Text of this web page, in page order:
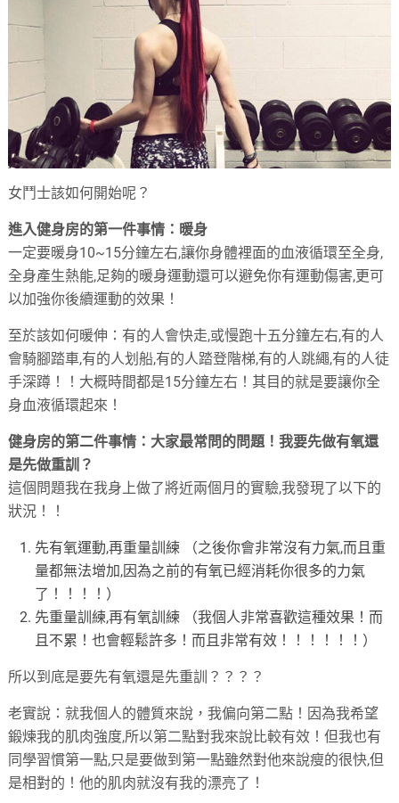
女鬥士該如何開始呢？
進入健身房的第一件事情：暖身
一定要暖身10~15分鐘左右,讓你身體裡面的血液循環至全身,
全身產生熱能,足夠的暖身運動還可以避免你有運動傷害,更可
以加強你後續運動的效果！
至於該如何暖伸：有的人會快走,或慢跑十五分鐘左右,有的人
會騎腳踏車,有的人划船,有的人踏登階梯,有的人跳繩,有的人徒
手深蹲！！大概時間都是15分鐘左右！其目的就是要讓你全
身血液循環起來！
健身房的第二件事情：大家最常問的問題！我要先做有氧還
是先做重訓？
這個問題我在我身上做了將近兩個月的實驗,我發現了以下的
狀況！！
先有氧運動,再重量訓練 （之後你會非常沒有力氣,而且重
量都無法增加,因為之前的有氧已經消耗你很多的力氣
了！！！！）
先重量訓練,再有氧訓練 （我個人非常喜歡這種效果！而
且不累！也會輕鬆許多！而且非常有效！！！！！！）
所以到底是要先有氧還是先重訓？？？？
老實說：就我個人的體質來說，我偏向第二點！因為我希望
鍛煉我的肌肉強度,所以第二點對我來說比較有效！但我也有
同學習慣第一點,只是要做到第一點雖然對他來說瘦的很快,但
是相對的！他的肌肉就沒有我的漂亮了！